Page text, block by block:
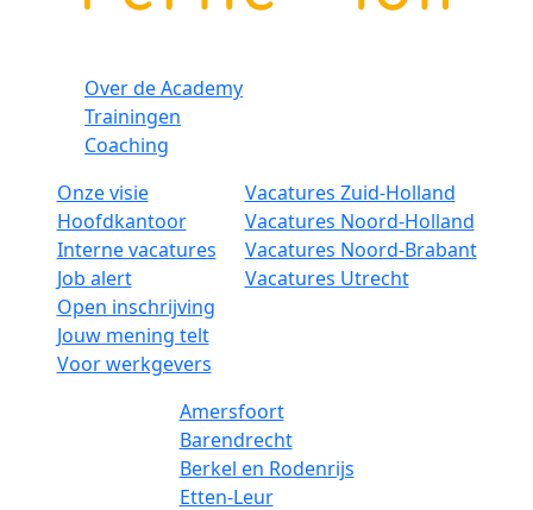
Over de Academy
Trainingen
Coaching
Onze visie
Hoofdkantoor
Interne vacatures
Job alert
Open inschrijving
Jouw mening telt
Voor werkgevers
Vacatures Zuid-Holland
Vacatures Noord-Holland
Vacatures Noord-Brabant
Vacatures Utrecht
Amersfoort
Barendrecht
Berkel en Rodenrijs
Etten-Leur